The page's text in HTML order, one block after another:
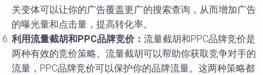
关变体可以让你的广告覆盖更广的搜索查询，从而增加广告
的曝光量和点击量，提高转化率。
利用流量截胡和PPC品牌竞价： 流量截胡和PPC品牌竞价是
两种有效的竞价策略。流量截胡可以帮助你获取竞争对手的
流量，PPC品牌竞价可以保护你的品牌流量。这两种策略都